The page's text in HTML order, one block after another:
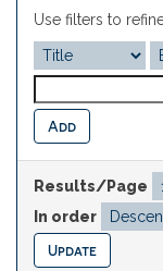
Use filters to
Results/Page
In order